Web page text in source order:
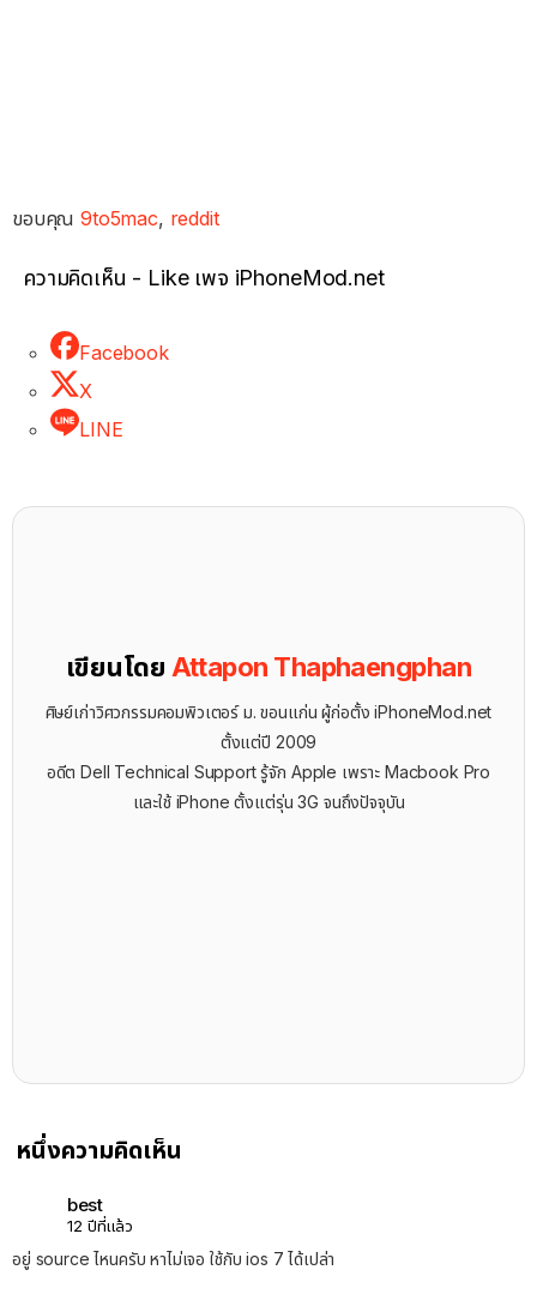
ขอบคุณ9to5mac, reddit
ความคิดเห็น - Like เพจ iPhoneMod.net
Facebook
X
LINE
เขียนโดย Attapon Thaphaengphan
ศิษย์เก่าวิศวกรรมคอมพิวเตอร์ ม. ขอนแก่น ผู้ก่อตั้ง iPhoneMod.net
ตั้งแต่ปี 2009
อดีต Dell Technical Support รู้จัก ​Apple เพราะ Macbook Pro
และใช้ iPhone ตั้งแต่รุ่น 3G จนถึงปัจจุบัน
หนึ่งความคิดเห็น
best
12 ปีที่แล้ว
อยู่ source ไหนครับ หาไม่เจอ ใช้กับ ios 7 ได้เปล่า